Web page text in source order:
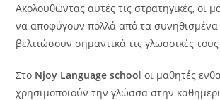
Ακολουθώντας αυτές τις στρατηγικές, οι
να αποφύγουν πολλά από τα συνηθισμένα
βελτιώσουν σημαντικά τις γλωσσικές τους
Στο Njoy Language school οι μαθητές
χρησιμοποιούν την γλώσσα στην